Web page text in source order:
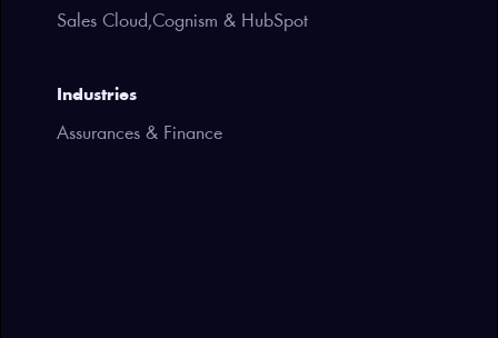
Sales Cloud,Cognism & HubSpot
Industries
Assurances & Finance